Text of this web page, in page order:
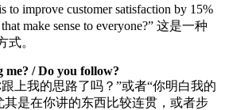
to improve customer satisfaction by 15%
make sense to everyone?” 这是一种
式。
/ Do you follow?
上我的思路了吗？”或者“你明白我的
其是在你讲的东西比较连贯，或者步